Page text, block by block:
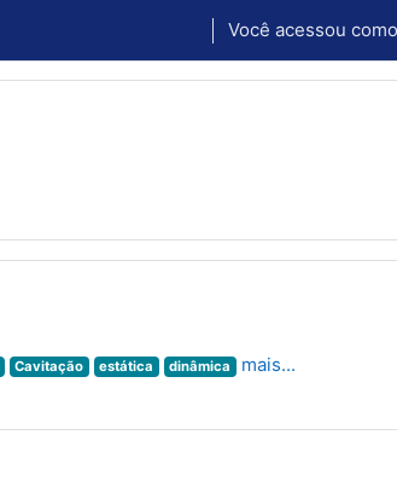
Você acessou
Cavitação estática dinâmica
mais...